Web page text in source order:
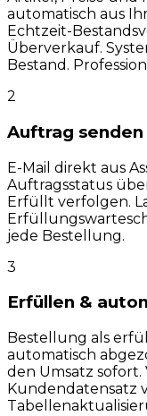
automatisch aus
Echtzeit-
Überverkauf.
Bestand.
2
Auftrag
E-Mail direkt aus
Auftragsstatus
Erfüllt verfolgen.
jede Bestellung.
3
Erfüllen &
Bestellung als
automatisch
den Umsatz
Kundendatensatz